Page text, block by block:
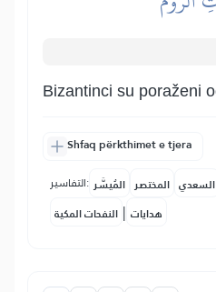
Bizantinci su poraženi
Shfaq përkthimet e tjera
التفاسير: المُيسَّر المختصر السعدي
النفحات المكية | هدايات